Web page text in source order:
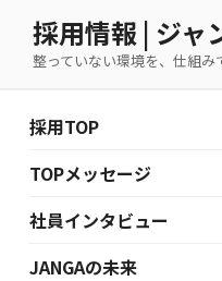
採用情報 | ジャ
整っていない環境を、仕組み
採用TOP
TOPメッセージ
社員インタビュー
JANGAの未来